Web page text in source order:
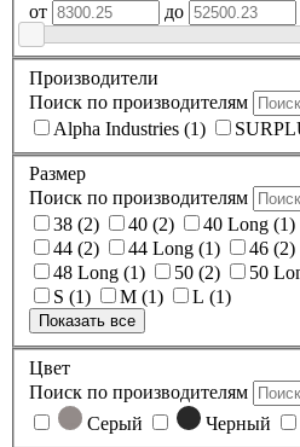
от
до
Производители
Поиск по производителям
Alpha Industries (1)
Размер
Поиск по производителям
38 (2)
40 (2) 40 Long (1)
44 (2)
44 Long (1) 46 (2)
48 Long (1)
50 (2)
S (1)
M (1) L (1)
Показать все
Цвет
Поиск по производителям
Серый
Черный